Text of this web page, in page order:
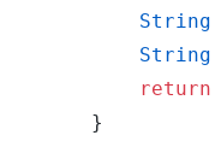
String
String
return
}